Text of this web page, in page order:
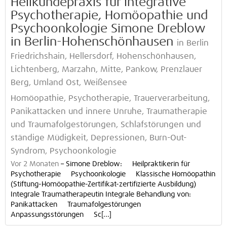
Heilkundepraxis für integrative
Psychotherapie, Homöopathie und
Psychoonkologie Simone Dreblow
in Berlin-Hohenschönhausen in Berlin
Friedrichshain, Hellersdorf, Hohenschönhausen,
Lichtenberg, Marzahn, Mitte, Pankow, Prenzlauer
Berg, Umland Ost, Weißensee
Homöopathie, Psychotherapie, Trauerverarbeitung,
Panikattacken und innere Unruhe, Traumatherapie
und Traumafolgestörungen, Schlafstörungen und
ständige Müdigkeit, Depressionen, Burn-Out-
Syndrom, Psychoonkologie
Vor 2 Monaten – Simone Dreblow: Heilpraktikerin für
Psychotherapie Psychoonkologie Klassische Homöopathin
(Stiftung-Homöopathie-Zertifikat-zertifizierte Ausbildung)
Integrale Traumatherapeutin Integrale Behandlung von:
Panikattacken Traumafolgestörungen
Anpassungsstörungen Sc[...]